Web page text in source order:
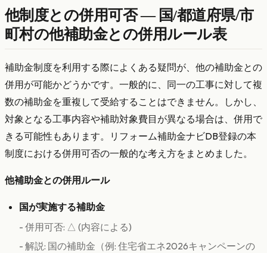
他制度との併用可否 — 国/都道府県/市
町村の他補助金との併用ルール表
補助金制度を利用する際によくある疑問が、他の補助金との
併用が可能かどうかです。一般的に、同一の工事に対して複
数の補助金を重複して受給することはできません。しかし、
対象となる工事内容や補助対象費目が異なる場合は、併用で
きる可能性もあります。リフォーム補助金ナビDB登録の本
制度における併用可否の一般的な考え方をまとめました。
他補助金との併用ルール
国が実施する補助金
- 併用可否: △ (内容による)
- 解説: 国の補助金（例: 住宅省エネ2026キャンペーンの